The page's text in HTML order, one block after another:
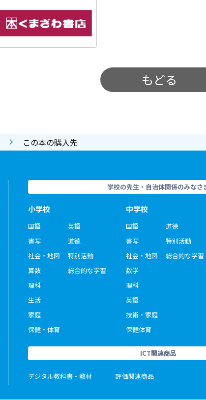
もどる
この本の購入先
学校の先生・自治体関係のみなさ
小学校
国語
書写
社会・地図
算数
理科
生活
家庭
保健・体育
英語
道徳
特別活動
総合的な学習
中学校
国語
書写
社会・地図
数学
理科
英語
技術・家庭
保健体育
道徳
特別活動
総合的な学習
ICT関連商品
デジタル教科書・教材 評価関連商品